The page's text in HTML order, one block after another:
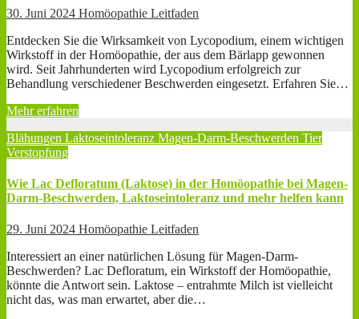
30. Juni 2024 Homöopathie Leitfaden
Entdecken Sie die Wirksamkeit von Lycopodium, einem wichtigen
Wirkstoff in der Homöopathie, der aus dem Bärlapp gewonnen
wird. Seit Jahrhunderten wird Lycopodium erfolgreich zur
Behandlung verschiedener Beschwerden eingesetzt. Erfahren Sie…
Mehr erfahren
Blähungen Laktoseintoleranz Magen-Darm-Beschwerden Tier
Verstopfung
Wie Lac Defloratum (Laktose) in der Homöopathie bei Magen-
Darm-Beschwerden, Laktoseintoleranz und mehr helfen kann
29. Juni 2024 Homöopathie Leitfaden
Interessiert an einer natürlichen Lösung für Magen-Darm-
Beschwerden? Lac Defloratum, ein Wirkstoff der Homöopathie,
könnte die Antwort sein. Laktose – entrahmte Milch ist vielleicht
nicht das, was man erwartet, aber die…